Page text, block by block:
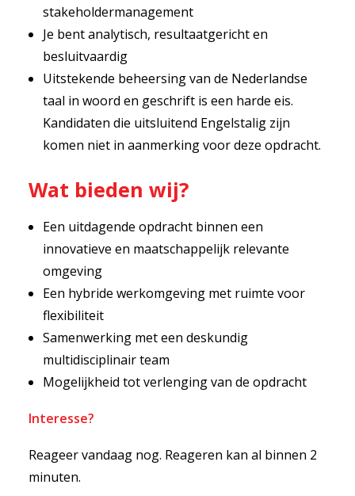
stakeholdermanagement
Je bent analytisch, resultaatgericht en
besluitvaardig
Uitstekende beheersing van de Nederlandse
taal in woord en geschrift is een harde eis.
Kandidaten die uitsluitend Engelstalig zijn
komen niet in aanmerking voor deze opdracht.
Wat bieden wij?
Een uitdagende opdracht binnen een
innovatieve en maatschappelijk relevante
omgeving
Een hybride werkomgeving met ruimte voor
flexibiliteit
Samenwerking met een deskundig
multidisciplinair team
Mogelijkheid tot verlenging van de opdracht
Interesse?
Reageer vandaag nog. Reageren kan al binnen 2
minuten.